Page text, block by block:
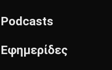
Podcasts
Εφημερίδες